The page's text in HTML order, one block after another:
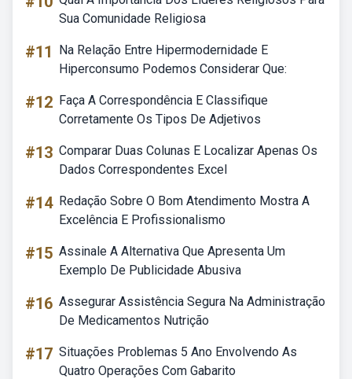
Sua Comunidade Religiosa
#11
Na Relação Entre Hipermodernidade E
Hiperconsumo Podemos Considerar Que:
#12 Faça A Correspondência E Classifique
Corretamente Os Tipos De Adjetivos
#13 Comparar Duas Colunas E Localizar Apenas Os
Dados Correspondentes Excel
#14 Redação Sobre O Bom Atendimento Mostra A
Excelência E Profissionalismo
#15 Assinale A Alternativa Que Apresenta Um
Exemplo De Publicidade Abusiva
#16 Assegurar Assistência Segura Na Administração
De Medicamentos Nutrição
#17 Situações Problemas 5 Ano Envolvendo As
Quatro Operações Com Gabarito